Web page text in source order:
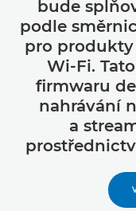
bude
podle
pro
Wi-Fi.
firmwaru
nahrávání
a